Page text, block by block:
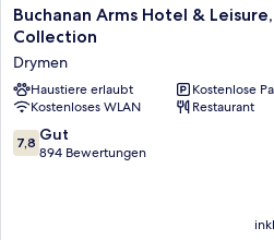
Buchanan
Arms
&
Leisure,
Sure
Hotel
Collection
Buchanan Arms Hotel &
Collection
Drymen
Haustiere erlaubt
Kostenlose
Kostenloses WLAN
Restaurant
7.8
von
7,8 Gut
894 Bewertungen